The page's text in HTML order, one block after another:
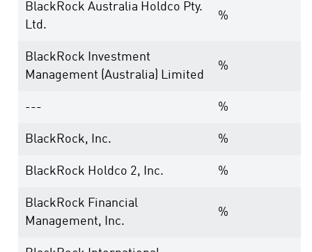
BlackRock Australia Holdco Pty.
Ltd.
%
BlackRock Investment
Management (Australia) Limited
%
--- %
BlackRock, Inc. %
BlackRock Holdco 2, Inc. %
BlackRock Financial
Management, Inc.
%